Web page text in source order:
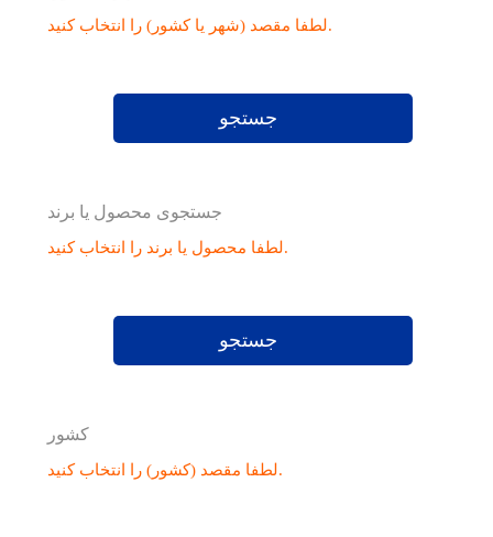
لطفا مقصد (شهر یا کشور) را انتخاب کنید.
جستجو
جستجوی محصول یا برند
لطفا محصول یا برند را انتخاب کنید.
جستجو
کشور
لطفا مقصد (کشور) را انتخاب کنید.